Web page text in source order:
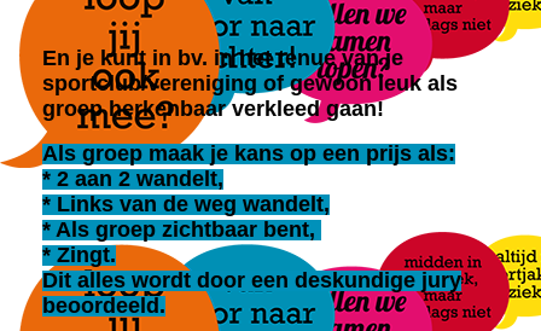
En je kunt in bv. in het tenue van je
sportclub/vereniging of gewoon leuk als
groep herkenbaar verkleed gaan!
Als groep maak je kans op een prijs als:
* 2 aan 2 wandelt,
* Links van de weg wandelt,
* Als groep zichtbaar bent,
* Zingt.
Dit alles wordt door een deskundige jury
beoordeeld.